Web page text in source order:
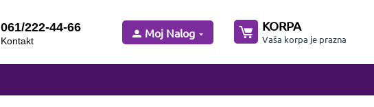
061/222-44-66
Kontakt
Moj Nalog KORPA
Vaša korpa je prazna